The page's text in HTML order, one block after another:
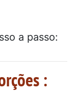
a passo:
: